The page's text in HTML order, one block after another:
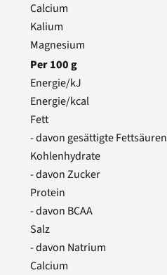
Calcium
Kalium
Magnesium
Per100g
Energie/kJ
Energie/kcal
Fett
- davon gesättigte Fettsäuren
Kohlenhydrate
- davon Zucker
Protein
- davon BCAA
Salz
- davon Natrium
Calcium